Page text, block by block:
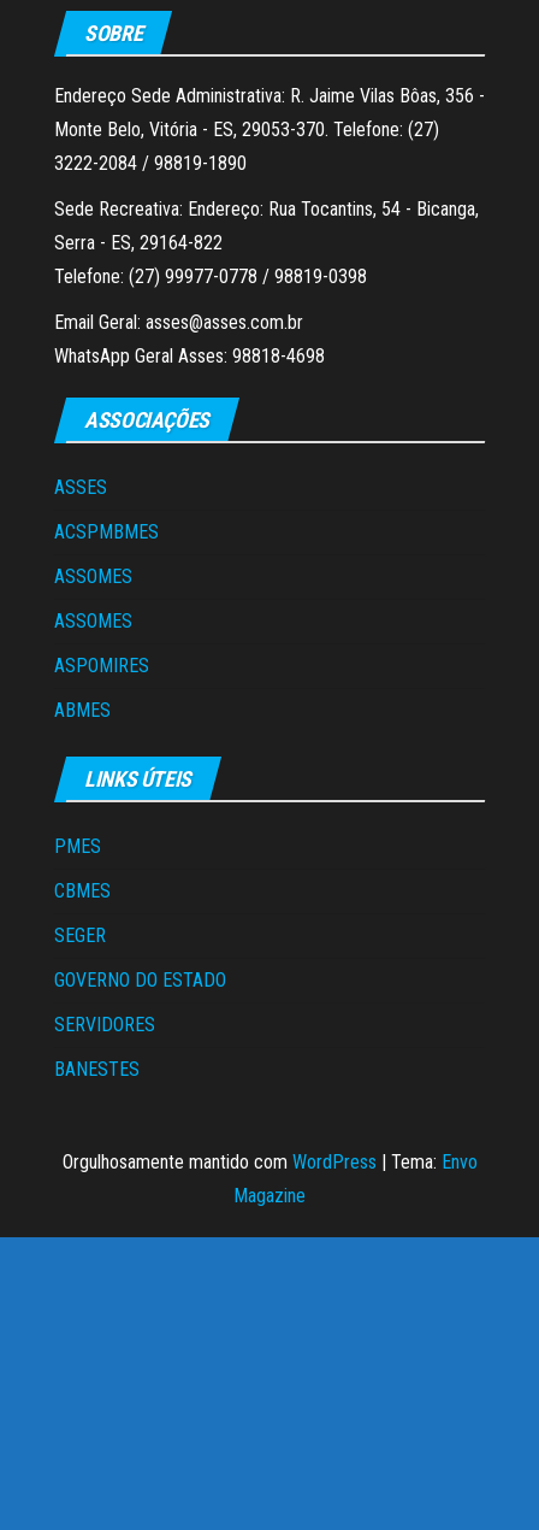
SOBRE
Endereço Sede Administrativa: R. Jaime Vilas Bôas, 356 -
Monte Belo, Vitória - ES, 29053-370. Telefone: (27)
3222-2084 / 98819-1890
Sede Recreativa: Endereço: Rua Tocantins, 54 - Bicanga,
Serra - ES, 29164-822
Telefone: (27) 99977-0778 / 98819-0398
Email Geral: asses@asses.com.br
WhatsApp Geral Asses: 98818-4698
ASSOCIAÇÕES
ASSES
ACSPMBMES
ASSOMES
ASSOMES
ASPOMIRES
ABMES
LINKS ÚTEIS
PMES
CBMES
SEGER
GOVERNO DO ESTADO
SERVIDORES
BANESTES
Orgulhosamente mantido com WordPress Tema: Envo
Magazine